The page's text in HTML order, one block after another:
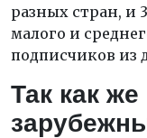
разных стран, и
малого и
подписчиков из
Так как